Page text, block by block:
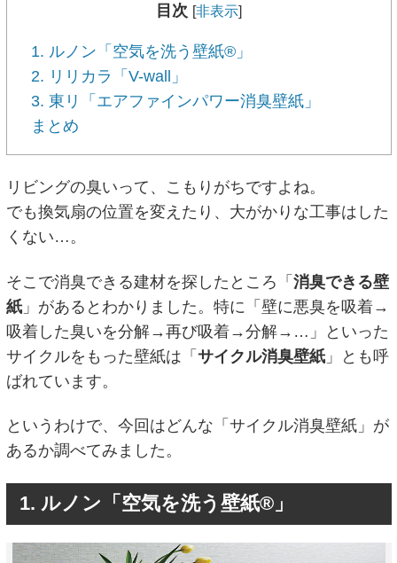
目次 [非表示]
1. ルノン「空気を洗う壁紙®」
2. リリカラ「V-wall」
3. 東リ「エアファインパワー消臭壁紙」
まとめ
リビングの臭いって、こもりがちですよね。
でも換気扇の位置を変えたり、大がかりな工事はした
くない…。
そこで消臭できる建材を探したところ「 消臭できる壁
紙」があるとわかりました。特に「壁に悪臭を吸着→
吸着した臭いを分解→再び吸着→分解→…」といった
サイクルをもった壁紙は「 サイクル消臭壁紙」とも呼
ばれています。
というわけで、今回はどんな「サイクル消臭壁紙」が
あるか調べてみました。
1. ルノン「空気を洗う壁紙®」